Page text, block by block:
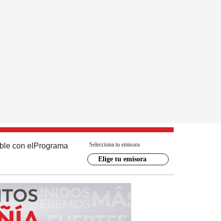
con el Programa Selecciona tu emisora
Elige tu emisora